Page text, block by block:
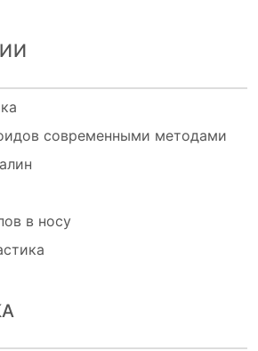
современными методами
в носу